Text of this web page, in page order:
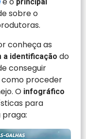
sobre o
conheça as
a identificação do
conseguir
como proceder
O infográfico
para